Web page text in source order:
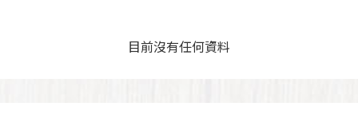
目前沒有任何資料